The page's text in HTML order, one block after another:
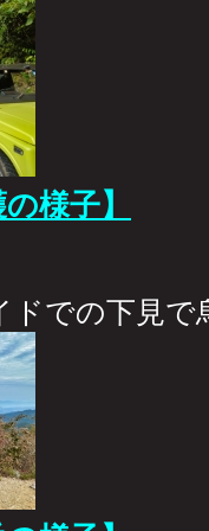
様子】
ドでの下見で